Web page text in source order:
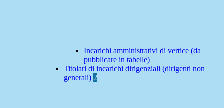
Incarichi amministrativi di vertice (da
pubblicare in tabelle)
Titolari di incarichi dirigenziali (dirigenti non
generali) 2